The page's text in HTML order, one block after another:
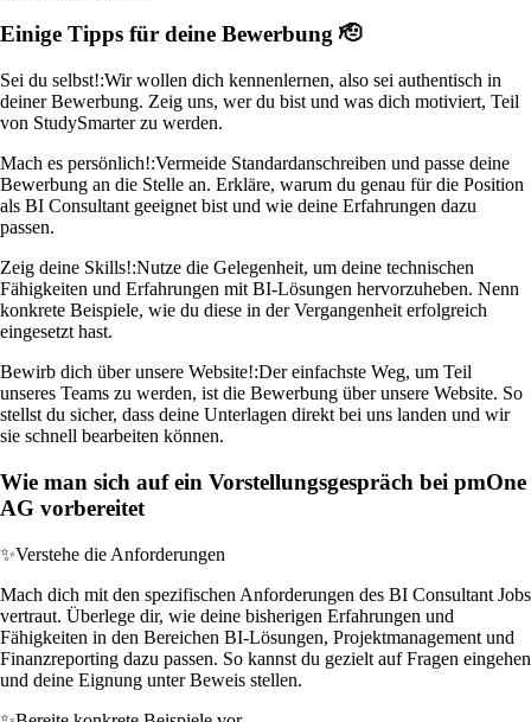
Einige Tipps für deine Bewerbung 🫡
Sei du selbst!:Wir wollen dich kennenlernen, also sei authentisch in
deiner Bewerbung. Zeig uns, wer du bist und was dich motiviert, Teil
von StudySmarter zu werden.
Mach es persönlich!:Vermeide Standardanschreiben und passe deine
Bewerbung an die Stelle an. Erkläre, warum du genau für die Position
als BI Consultant geeignet bist und wie deine Erfahrungen dazu
passen.
Zeig deine Skills!:Nutze die Gelegenheit, um deine technischen
Fähigkeiten und Erfahrungen mit BI-Lösungen hervorzuheben. Nenn
konkrete Beispiele, wie du diese in der Vergangenheit erfolgreich
eingesetzt hast.
Bewirb dich über unsere Website!:Der einfachste Weg, um Teil
unseres Teams zu werden, ist die Bewerbung über unsere Website. So
stellst du sicher, dass deine Unterlagen direkt bei uns landen und wir
sie schnell bearbeiten können.
Wie man sich auf ein Vorstellungsgespräch bei pmOne
AG vorbereitet
✨Verstehe die Anforderungen
Mach dich mit den spezifischen Anforderungen des BI Consultant Jobs
vertraut. Überlege dir, wie deine bisherigen Erfahrungen und
Fähigkeiten in den Bereichen BI-Lösungen, Projektmanagement und
Finanzreporting dazu passen. So kannst du gezielt auf Fragen eingehen
und deine Eignung unter Beweis stellen.